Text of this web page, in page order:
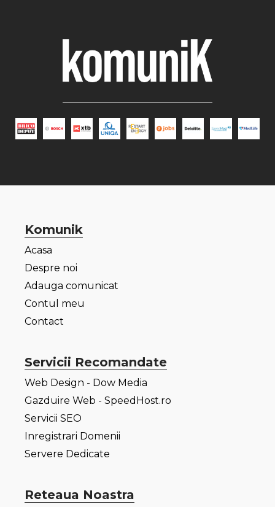
Komunik
Acasa
Despre noi
Adauga comunicat
Contul meu
Contact
Servicii Recomandate
Web Design - Dow Media
Gazduire Web - SpeedHost.ro
Servicii SEO
Inregistrari Domenii
Servere Dedicate
Reteaua Noastra